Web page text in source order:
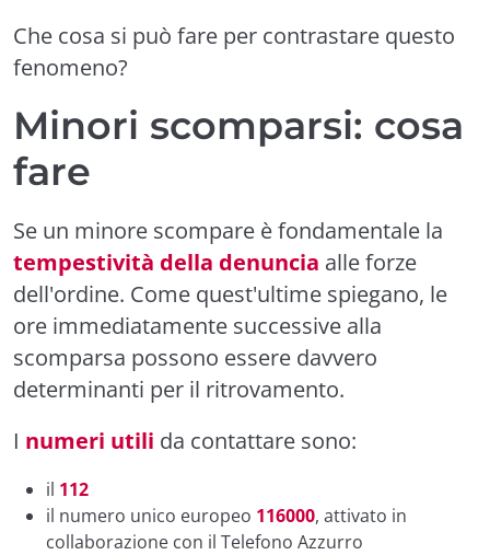
Che cosa si può fare per contrastare questo
fenomeno?
Minori scomparsi: cosa
fare
Se un minore scompare è fondamentale la
tempestività della denuncia alle forze
dell'ordine. Come quest'ultime spiegano, le
ore immediatamente successive alla
scomparsa possono essere davvero
determinanti per il ritrovamento.
I numeri utili da contattare sono:
il 112
il numero unico europeo 116000, attivato in
collaborazione con il Telefono Azzurro